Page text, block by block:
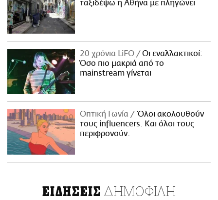
ταξιδέψω η Αθήνα με πληγώνει
20 χρόνια LiFO
Οι εναλλακτικοί:
Όσο πιο μακριά από το
mainstream γίνεται
Οπτική Γωνία
Όλοι ακολουθούν
τους influencers. Και όλοι τους
περιφρονούν.
ΕΙΔΗΣΕΙΣ ΔΗΜΟΦΙΛΗ